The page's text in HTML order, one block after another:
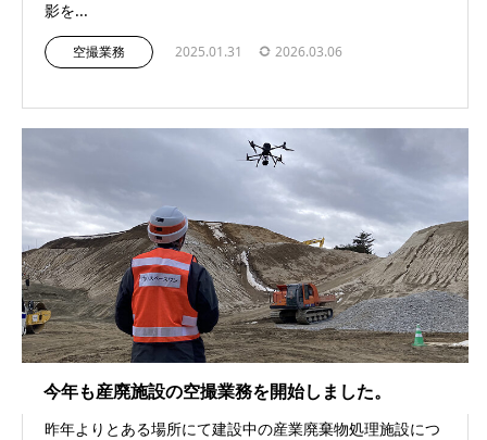
影を...
空撮業務 2025.01.31 2026.03.06
今年も産廃施設の空撮業務を開始しました。
昨年よりとある場所にて建設中の産業廃棄物処理施設につ